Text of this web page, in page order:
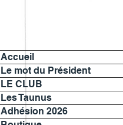
Accueil
Le mot du Président
LE CLUB
Les Taunus
Adhésion 2026